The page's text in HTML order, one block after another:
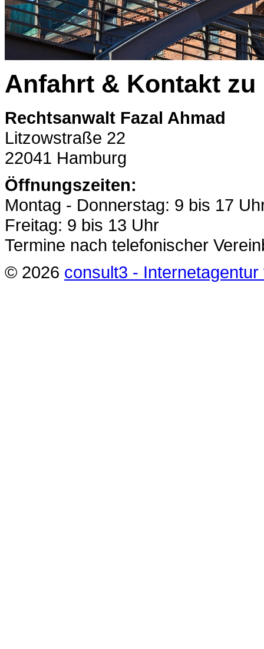
Anfahrt & Kontakt
Rechtsanwalt Fazal Ahmad
Litzowstraße 22
22041 Hamburg
Öffnungszeiten:
Montag - Donnerstag: 9 bis 17
Freitag: 9 bis 13 Uhr
Termine nach telefonischer
© 2026 consult3 -